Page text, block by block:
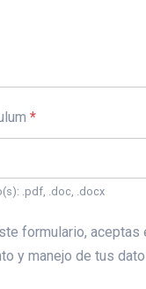
*
.pdf, .doc, .docx
formulario, aceptas
y manejo de tus